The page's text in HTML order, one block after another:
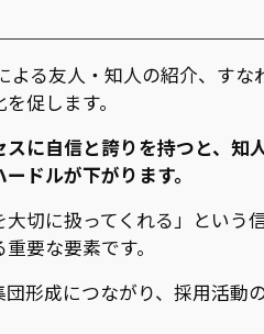
よる友人・知人の紹介、すな
促します。
に自信と誇りを持つと、知
ドルが下がります。
大切に扱ってくれる」という
要な要素です。
形成につながり、採用活動